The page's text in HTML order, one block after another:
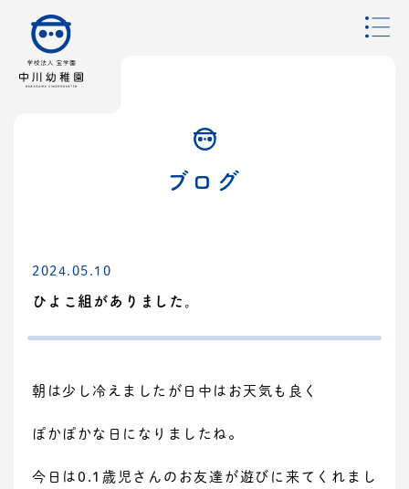
ブログ
2024.05.10
ひよこ組がありました。
朝は少し冷えましたが日中はお天気も良く
ぽかぽかな日になりましたね。
今日は0.1歳児さんのお友達が遊びに来てくれまし